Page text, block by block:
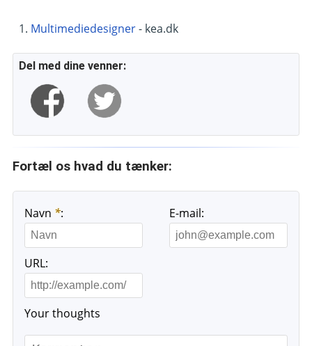
Multimediedesigner- kea.dk
Del med dine venner:
Fortæl os hvad du tænker:
Navn *: E-mail:
URL:
Your thoughts